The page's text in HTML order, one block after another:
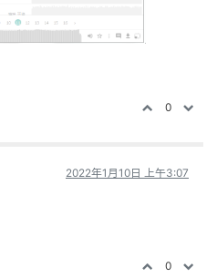
0
2022年1月10日 上午3:07
0